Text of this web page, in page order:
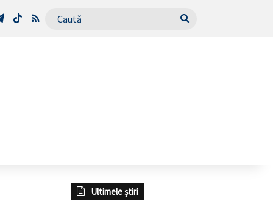
Telegram
TikTokRSS Caută
Ultimele știri